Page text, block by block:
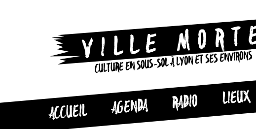
CULTURE EN SOUS-SOL À LYON ET SES ENVIRONS
ACCUEIL AGENDA RADIO LIEUX